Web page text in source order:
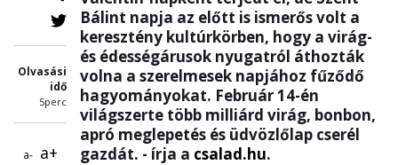
Olvasási
idő
5perc
a- a+
Bálint napja az előtt is ismerős volt a
keresztény kultúrkörben, hogy a virág-
és édességárusok nyugatról áthozták
volna a szerelmesek napjához fűződő
hagyományokat. Február 14-én
világszerte több milliárd virág, bonbon,
apró meglepetés és üdvözlőlap cserél
gazdát. - írja a csalad.hu.